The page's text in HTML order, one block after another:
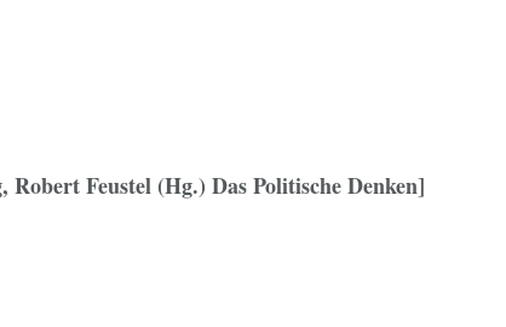
Feustel (Hg.) Das Politische Denken]